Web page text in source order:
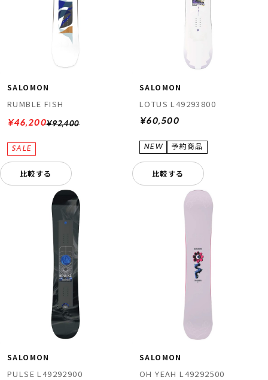
SALOMON
RUMBLE FISH
¥92,400
¥46,200
比較する
SALOMON
LOTUS L49293800
¥60,500
比較する
SALOMON
PULSE L49292900
SALOMON
OH YEAH L49292500